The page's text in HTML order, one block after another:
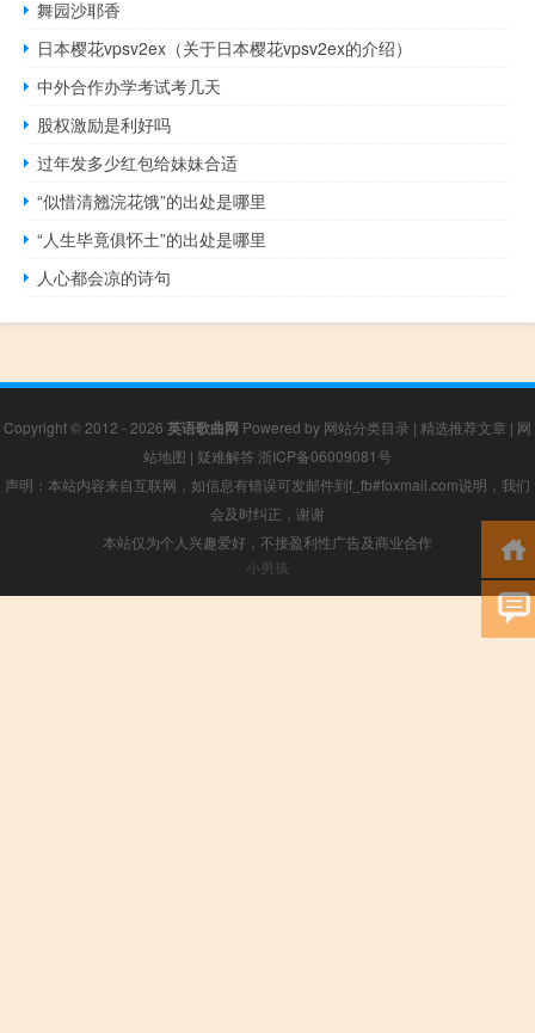
舞园沙耶香
日本樱花vpsv2ex（关于日本樱花vpsv2ex的介绍）
中外合作办学考试考几天
股权激励是利好吗
过年发多少红包给妹妹合适
“似惜清翘浣花饿”的出处是哪里
“人生毕竟俱怀土”的出处是哪里
人心都会凉的诗句
Copyright © 2012 - 2026 英语歌曲网 Powered by 网站分类目录 | 精选推荐文章 | 网
站地图 | 疑难解答 浙ICP备06009081号
声明：本站内容来自互联网，如信息有错误可发邮件到f_fb#foxmail.com说明，我们
会及时纠正，谢谢
本站仅为个人兴趣爱好，不接盈利性广告及商业合作
小男孩